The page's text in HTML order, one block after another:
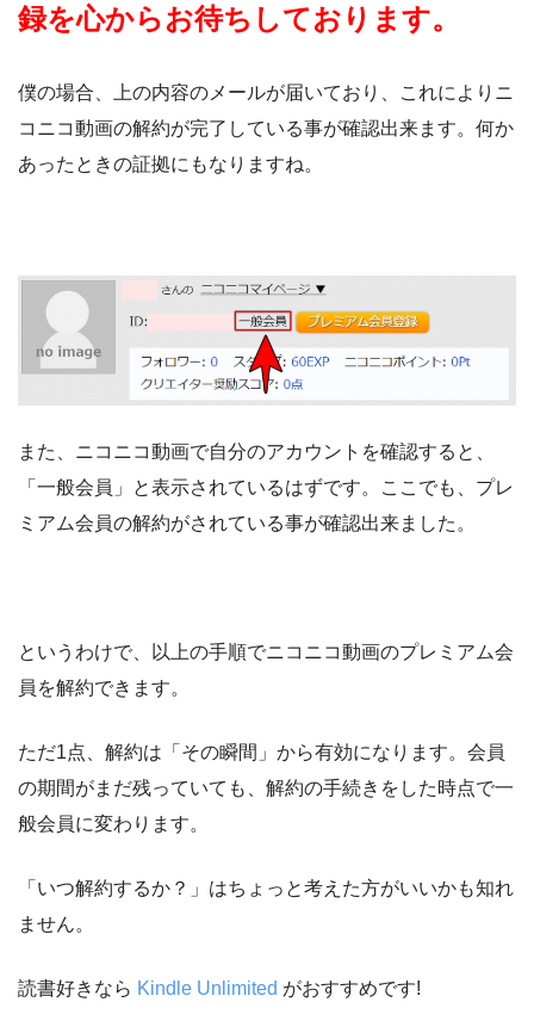
録を心からお待ちしております。
僕の場合、上の内容のメールが届いており、これによりニ
コニコ動画の解約が完了している事が確認出来ます。何か
あったときの証拠にもなりますね。
また、ニコニコ動画で自分のアカウントを確認すると、
「一般会員」と表示されているはずです。ここでも、プレ
ミアム会員の解約がされている事が確認出来ました。
というわけで、以上の手順でニコニコ動画のプレミアム会
員を解約できます。
ただ1点、解約は「その瞬間」から有効になります。会員
の期間がまだ残っていても、解約の手続きをした時点で一
般会員に変わります。
「いつ解約するか？」はちょっと考えた方がいいかも知れ
ません。
読書好きなら Kindle Unlimited がおすすめです!